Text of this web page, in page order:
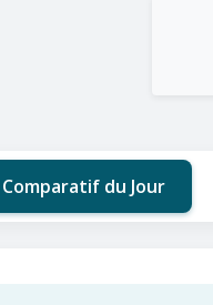
Comparatif du Jour